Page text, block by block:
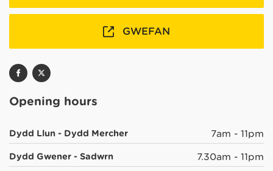
GWEFAN
Opening hours
Dydd Llun - Dydd Mercher 7am - 11pm
Dydd Gwener - Sadwrn 7.30am - 11pm